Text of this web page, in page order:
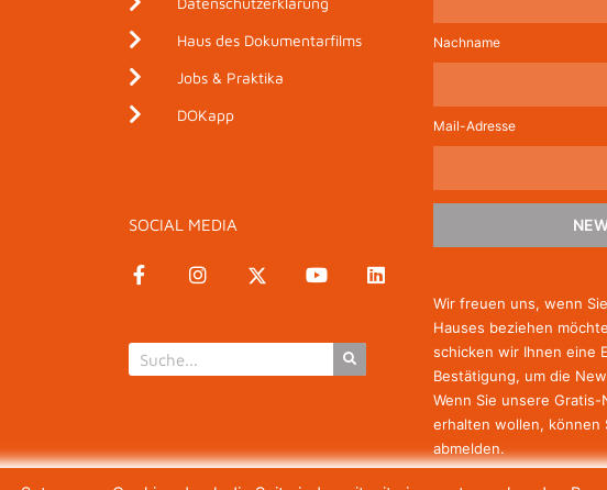
Haus des Dokumentarfilms
Jobs & Praktika
DOKapp
SOCIAL MEDIA
Nachname
Mail-Adresse
Wir freuen uns, wenn
Hauses beziehen
schicken wir Ihnen eine
Bestätigung, um die
Wenn Sie unsere
erhalten wollen, können
abmelden.